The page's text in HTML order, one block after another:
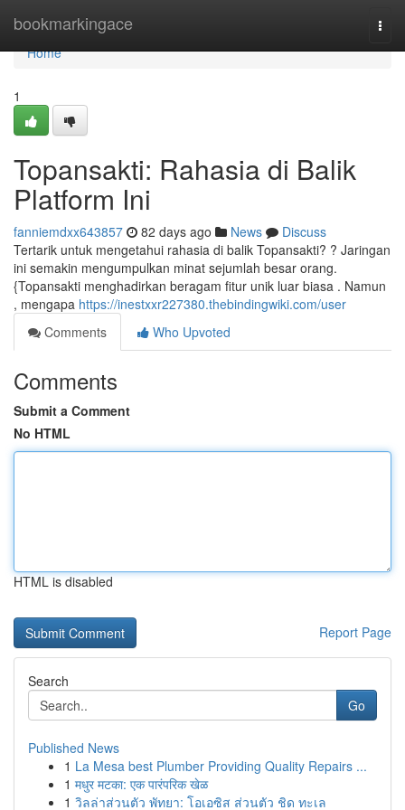
bookmarkingace
Home
Home
1
Topansakti: Rahasia di Balik
Platform Ini
fanniemdxx643857 82 days ago News
Discuss
Tertarik untuk mengetahui rahasia di balik Topansakti? ? Jaringan
ini semakin mengumpulkan minat sejumlah besar orang.
{Topansakti menghadirkan beragam fitur unik luar biasa . Namun
, mengapa https://inestxxr227380.thebindingwiki.com/user
Comments
Who Upvoted
Comments
Submit a Comment
No HTML
HTML is disabled
Report Page
Search
Go
Published News
1 La Mesa best Plumber Providing Quality Repairs ...
1 मधुर मटका: एक पारंपरिक खेळ
1 วิลล่าส่วนตัว พัทยา: โอเอซิส ส่วนตัว ชิด ทะเล